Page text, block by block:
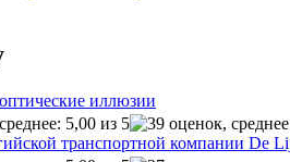
иллюзии
транспортной компании De